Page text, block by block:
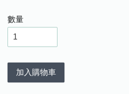
數量
加入購物車